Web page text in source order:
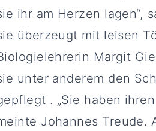
ihr am Herzen lagen“,
überzeugt mit leisen
Margit
unter anderem den
. „Sie haben
Johannes Treude.